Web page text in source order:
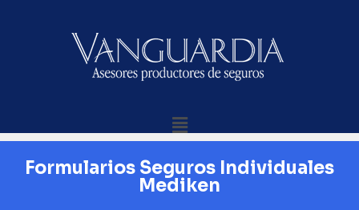
Formularios Seguros Individuales
Mediken